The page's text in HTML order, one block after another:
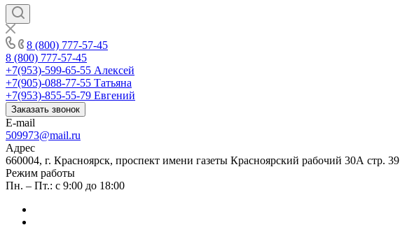
8 (800) 777-57-45
8 (800) 777-57-45
+7(953)-599-65-55 Алексей
+7(905)-088-77-55 Татьяна
+7(953)-855-55-79 Евгений
Заказать звонок
E-mail
509973@mail.ru
Адрес
660004, г. Красноярск, проспект имени газеты Красноярский рабочий 30А стр. 39
Режим работы
Пн. – Пт.: с 9:00 до 18:00